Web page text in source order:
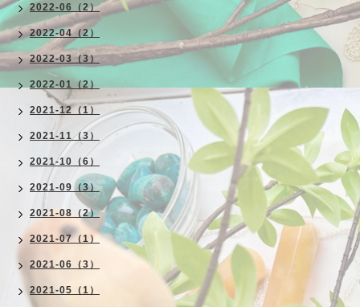
2022-06（2）
2022-04（2）
2022-03（3）
2022-01（2）
2021-12（1）
2021-11（3）
2021-10（6）
2021-09（3）
2021-08（2）
2021-07（1）
2021-06（3）
2021-05（1）